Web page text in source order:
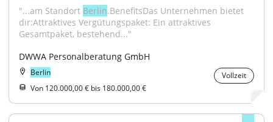
"...am Standort Berlin.BenefitsDas Unternehmen bietet
dir:Attraktives Vergütungspaket: Ein attraktives
Gesamtpaket, bestehend..."
DWWA Personalberatung GmbH
Berlin
Vollzeit
Von 120.000,00 € bis 180.000,00 €